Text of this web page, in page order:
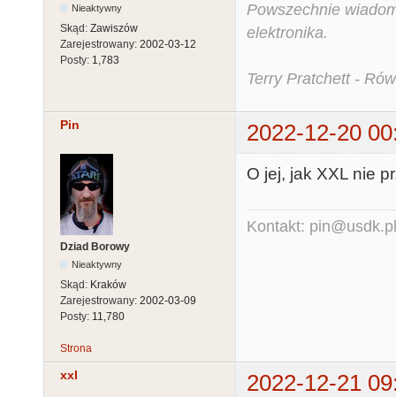
Nieaktywny
Skąd: Zawiszów
Zarejestrowany: 2002-03-12
Posty: 1,783
Powszechnie
elektronika.
Terry Pratchett -
Pin 2022-12-20
Dziad Borowy
Nieaktywny
Skąd: Kraków
Zarejestrowany: 2002-03-09
Posty: 11,780
O jej, jak XXL nie
Kontakt: pin@usdk.pl
Strona
xxl 2022-12-21